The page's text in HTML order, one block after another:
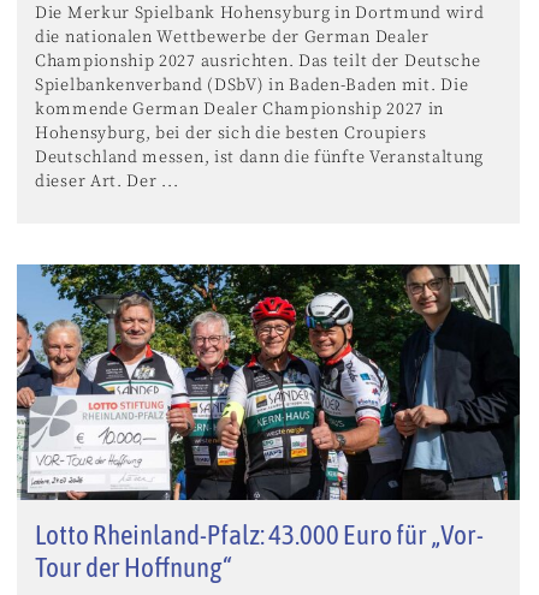
Die Merkur Spielbank Hohensyburg in Dortmund wird
die nationalen Wettbewerbe der German Dealer
Championship 2027 ausrichten. Das teilt der Deutsche
Spielbankenverband (DSbV) in Baden-Baden mit. Die
kommende German Dealer Championship 2027 in
Hohensyburg, bei der sich die besten Croupiers
Deutschland messen, ist dann die fünfte Veranstaltung
dieser Art. Der ...
Lotto Rheinland-Pfalz: 43.000 Euro für „Vor-
Tour der Hoffnung“